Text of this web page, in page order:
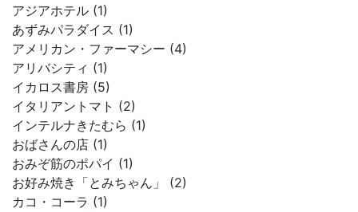
アジアホテル (1)
あずみパラダイス (1)
アメリカン・ファーマシー (4)
アリバシティ (1)
イカロス書房 (5)
イタリアントマト (2)
インテルナきたむら (1)
おばさんの店 (1)
おみぞ筋のポパイ (1)
お好み焼き「とみちゃん」 (2)
カコ・コーラ (1)